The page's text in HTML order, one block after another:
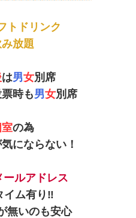
トドリンク
放題
は男女別席
時も男女別席
の為
にならない！
ールアドレス
イム有り‼
無いのも安心